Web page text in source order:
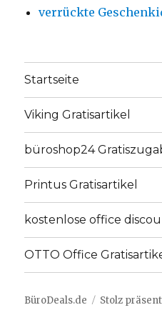
verrückte
Startseite
Viking Gratisartikel
büroshop24
Printus Gratisartikel
kostenlose office
OTTO Office
BüroDeals.de Stolz